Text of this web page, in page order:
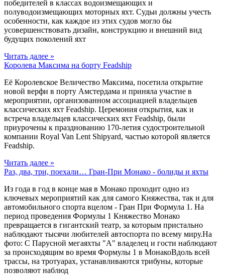
победителей в классах водоизмещающих и
полуводоизмещающих моторных яхт. Cудьи должны учесть
особенности, как каждое из этих судов могло бы
усовершенствовать дизайн, конструкцию и внешний вид
будущих поколений яхт
Читать далее »
Королева Максима на борту Feadship
Её Королевское Величество Максима, посетила открытие
новой верфи в порту Амстердама и приняла участие в
мероприятии, организованном ассоциацией владельцев
классических яхт Feadship. Церемония открытия, как и
встреча владельцев классических яхт Feadship, были
приурочены к празднованию 170-летия судостроительной
компании Royal Van Lent Shipyard, частью которой является
Feadship.
Читать далее »
Раз, два, три, поехали… Гран-При Монако - болиды и яхты
Из года в год в конце мая в Монако проходит одно из
ключевых мероприятий как для самого Княжества, так и для
автомобильного спорта вцелом - Гран При Формула 1. На
период проведения Формулы 1 Княжество Монако
превращается в гигантский театр, за которым пристально
наблюдают тысячи любителей автоспорта по всему миру.На
фото: С Парусной мегаяхты "A" владелец и гости наблюдают
за происходящим во время Формулы 1 в МонакоВдоль всей
трассы, на тротуарах, устанавливаются трибуны, которые
позволяют наблюд